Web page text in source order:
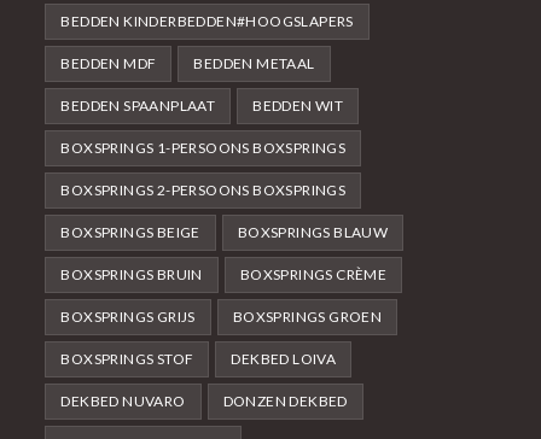
BEDDEN KINDERBEDDEN#HOOGSLAPERS
BEDDEN MDF BEDDEN METAAL
BEDDEN SPAANPLAAT BEDDEN WIT
BOXSPRINGS 1-PERSOONS BOXSPRINGS
BOXSPRINGS 2-PERSOONS BOXSPRINGS
BOXSPRINGS BEIGE BOXSPRINGS BLAUW
BOXSPRINGS BRUIN BOXSPRINGS CRÈME
BOXSPRINGS GRIJS BOXSPRINGS GROEN
BOXSPRINGS STOF DEKBED LOIVA
DEKBED NUVARO DONZEN DEKBED